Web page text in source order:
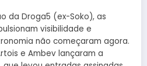
da Droga5 (ex-Soko), as
visibilidade e
não começaram agora.
e Ambev lançaram a